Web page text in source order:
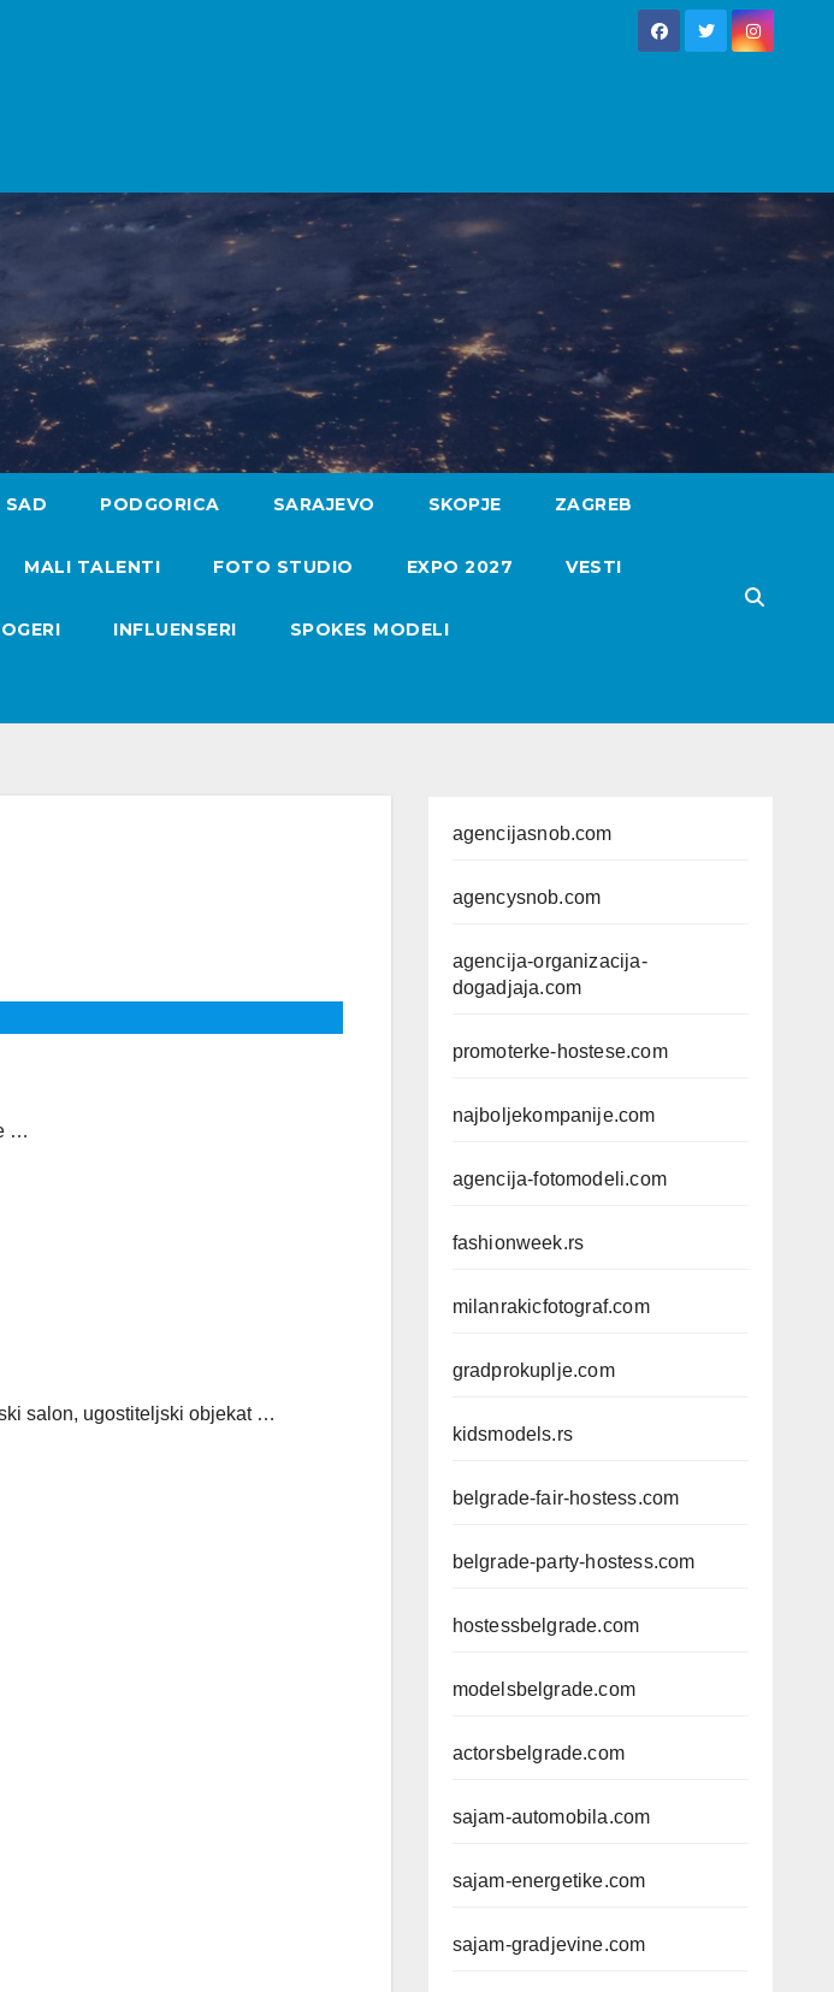
SAD PODGORICA SARAJEVO SKOPJE ZAGREB
MALI TALENTI FOTO STUDIO EXPO 2027 VESTI
INFLUENSERI SPOKES MODELI
…
salon, ugostiteljski objekat …
agencijasnob.com
agencysnob.com
agencija-organizacija-
dogadjaja.com
promoterke-hostese.com
najboljekompanije.com
agencija-fotomodeli.com
fashionweek.rs
milanrakicfotograf.com
gradprokuplje.com
kidsmodels.rs
belgrade-fair-hostess.com
belgrade-party-hostess.com
hostessbelgrade.com
modelsbelgrade.com
actorsbelgrade.com
sajam-automobila.com
sajam-energetike.com
sajam-gradjevine.com